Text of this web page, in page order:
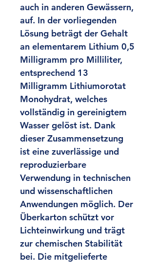
auch in anderen Gewässern,
auf. In der vorliegenden
Lösung beträgt der Gehalt
an elementarem Lithium 0,5
Milligramm pro Milliliter,
entsprechend 13
Milligramm Lithiumorotat
Monohydrat, welches
vollständig in gereinigtem
Wasser gelöst ist. Dank
dieser Zusammensetzung
ist eine zuverlässige und
reproduzierbare
Verwendung in technischen
und wissenschaftlichen
Anwendungen möglich. Der
Überkarton schützt vor
Lichteinwirkung und trägt
zur chemischen Stabilität
bei. Die mitgelieferte